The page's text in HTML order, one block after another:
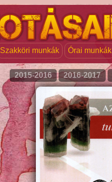
Szakköri munkák Órai munkák
2015-2016 2016-2017